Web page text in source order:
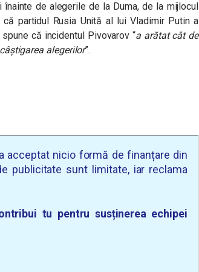
de alegerile de la Duma, de la mijlocul
partidul Rusia Unită al lui Vladimir Putin a
că incidentul Pivovarov “a arătat cât de
alegerilor”.
acceptat nicio formă de finanțare din
publicitate sunt limitate, iar reclama
tu pentru susținerea echipei